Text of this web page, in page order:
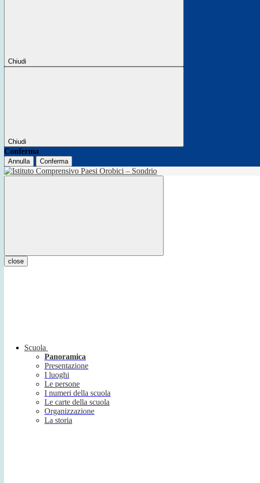
Chiudi
Chiudi
Conferma
Annulla Conferma
close
Scuola
Panoramica
Presentazione
I luoghi
Le persone
I numeri della scuola
Le carte della scuola
Organizzazione
La storia